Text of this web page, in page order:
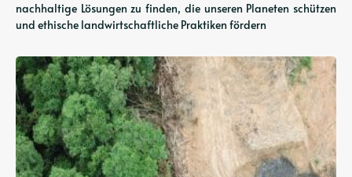
nachhaltige Lösungen zu finden, die unseren Planeten schützen
und ethische landwirtschaftliche Praktiken fördern